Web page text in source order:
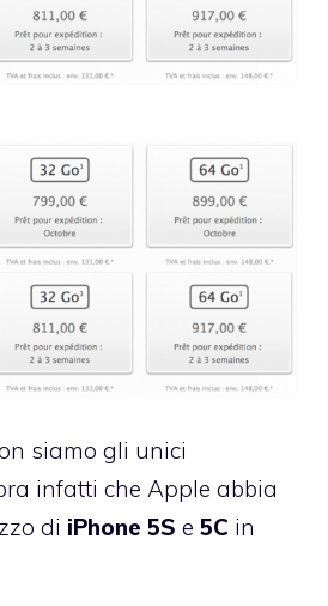
siamo gli unici
infatti che Apple abbia
di iPhone 5S e 5C in